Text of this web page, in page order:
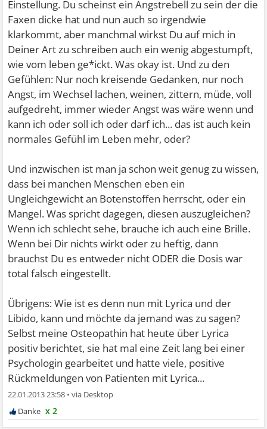
Einstellung. Du scheinst ein Angstrebell zu sein der die
Faxen dicke hat und nun auch so irgendwie
klarkommt, aber manchmal wirkst Du auf mich in
Deiner Art zu schreiben auch ein wenig abgestumpft,
wie vom leben ge*ickt. Was okay ist. Und zu den
Gefühlen: Nur noch kreisende Gedanken, nur noch
Angst, im Wechsel lachen, weinen, zittern, müde, voll
aufgedreht, immer wieder Angst was wäre wenn und
kann ich oder soll ich oder darf ich... das ist auch kein
normales Gefühl im Leben mehr, oder?
Und inzwischen ist man ja schon weit genug zu wissen,
dass bei manchen Menschen eben ein
Ungleichgewicht an Botenstoffen herrscht, oder ein
Mangel. Was spricht dagegen, diesen auszugleichen?
Wenn ich schlecht sehe, brauche ich auch eine Brille.
Wenn bei Dir nichts wirkt oder zu heftig, dann
brauchst Du es entweder nicht ODER die Dosis war
total falsch eingestellt.
Übrigens: Wie ist es denn nun mit Lyrica und der
Libido, kann und möchte da jemand was zu sagen?
Selbst meine Osteopathin hat heute über Lyrica
positiv berichtet, sie hat mal eine Zeit lang bei einer
Psychologin gearbeitet und hatte viele, positive
Rückmeldungen von Patienten mit Lyrica...
22.01.2013 23:58 •
x 2